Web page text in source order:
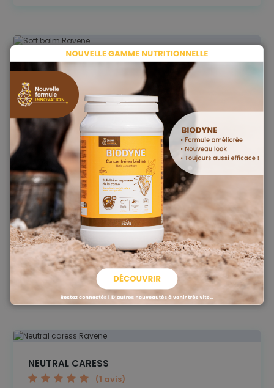
SOFT BALM
4
16,40€
AJOUTER AU SEAU
BLACK CARESS
14,30€
RUPTURE DE STOCK
NEUTRAL CARESS
1 2 3 4 (1 avis)